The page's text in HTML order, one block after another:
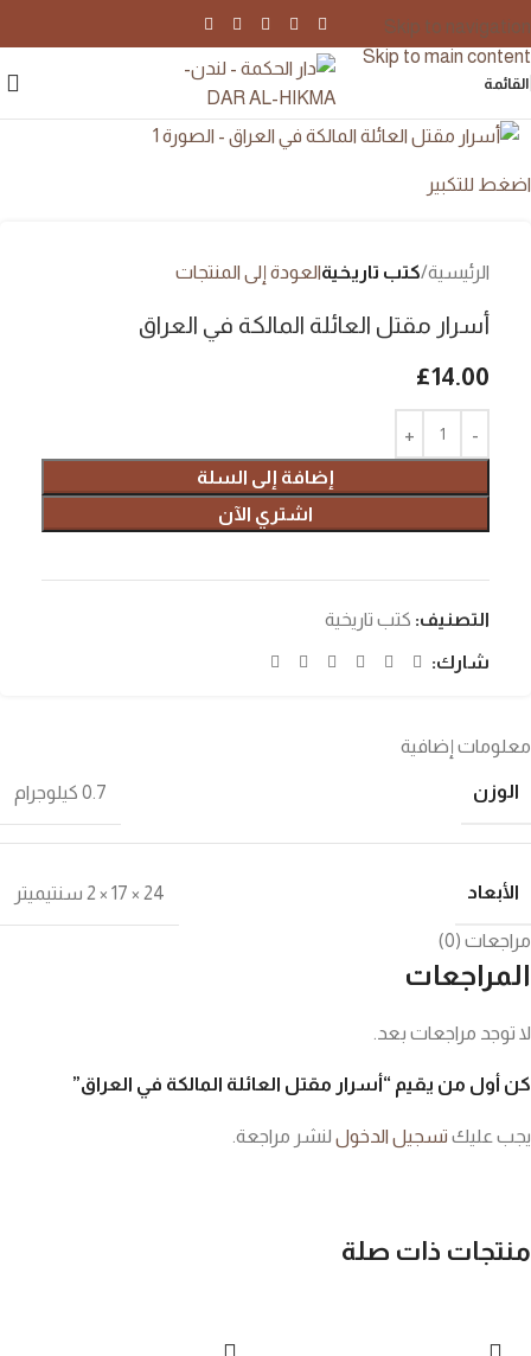
Skip to navigation
Skip to main content
القائمة
اضغط للتكبير
الرئيسية كتب تاريخيةالعودة إلى المنتجات
أسرار مقتل العائلة المالكة في العراق
£14.00
إضافة إلى السلة
اشتري الآن
التصنيف: كتب تاريخية
شارك:
معلومات إضافية
الوزن 0.7 كيلوجرام
الأبعاد 24 × 17 × 2 سنتيميتر
مراجعات (0)
المراجعات
لا توجد مراجعات بعد.
كن أول من يقيم “أسرار مقتل العائلة المالكة في العراق”
يجب عليك تسجيل الدخول لنشر مراجعة.
منتجات ذات صلة